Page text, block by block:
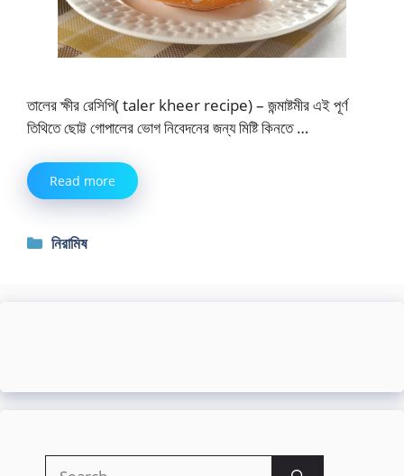
তালের ক্ষীর রেসিপি( taler kheer recipe) – জন্মাষ্টমীর এই পূর্ণ
তিথিতে ছোট্ট গোপালের ভোগ নিবেদনের জন্য মিষ্টি কিনতে …
Read more
Categories
নিরামিষ